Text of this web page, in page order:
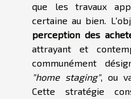
que les travaux
certaine au bien.
perception des
attrayant et
communément
"home staging", ou
Cette stratégie